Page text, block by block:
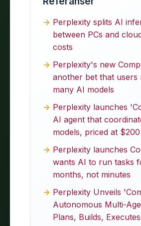
Perplexity splits AI
between PCs and
costs
Perplexity's new
another bet that users
many AI models
Perplexity launches
AI agent that
models, priced at
Perplexity launches
wants AI to run tasks
months, not minutes
Perplexity Unveils
Autonomous Multi-
Plans, Builds,